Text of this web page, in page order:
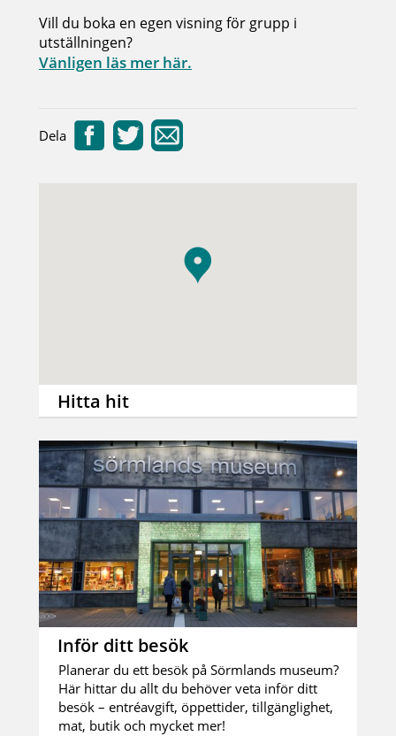
Vill du boka en egen visning för grupp i
utställningen?
Vänligen läs mer här.
Dela
Hitta hit
Inför ditt besök
Planerar du ett besök på Sörmlands museum?
Här hittar du allt du behöver veta inför ditt
besök – entréavgift, öppettider, tillgänglighet,
mat, butik och mycket mer!